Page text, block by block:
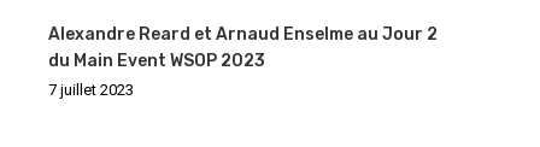
Alexandre Reard et Arnaud Enselme au Jour 2
du Main Event WSOP 2023
7 juillet 2023